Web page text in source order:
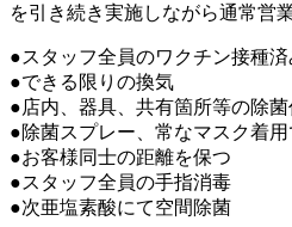
を引き続き実施しながら通常営
●スタッフ全員のワクチン接種済
●できる限りの換気
●店内、器具、共有箇所等の除菌
●除菌スプレー、常なマスク着
●お客様同士の距離を保つ
●スタッフ全員の手指消毒
●次亜塩素酸にて空間除菌